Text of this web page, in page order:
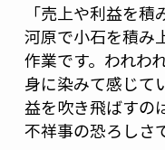
「売上や利益を
河原で小石を積み
作業です。われわ
身に染みて感じて
益を吹き飛ばすの
不祥事の恐ろしさ